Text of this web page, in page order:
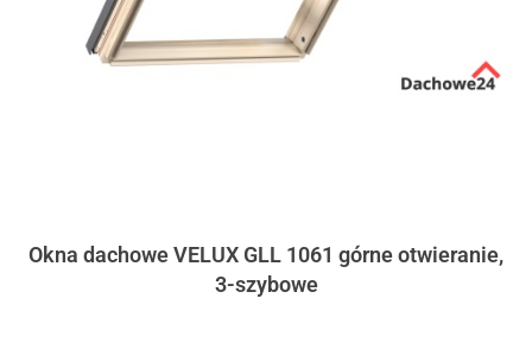
Okna dachowe VELUX GLL 1061 górne otwieranie,
3-szybowe